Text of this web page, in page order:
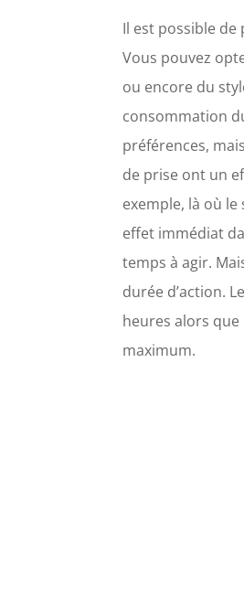
Il est possible de
Vous pouvez
ou encore du
consommation
préférences,
de prise ont un
exemple, là où
effet immédiat
temps à agir.
durée d’action.
heures alors
maximum.